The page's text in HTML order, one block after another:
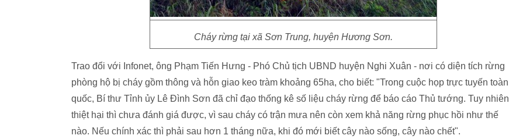
Cháy rừng tại xã Sơn Trung, huyện Hương Sơn.
Trao đổi với Infonet, ông Phạm Tiến Hưng - Phó Chủ tịch UBND huyện Nghi Xuân - nơi có diện tích rừng
phòng hộ bị cháy gồm thông và hỗn giao keo tràm khoảng 65ha, cho biết: "Trong cuộc họp trực tuyến toàn
quốc, Bí thư Tỉnh ủy Lê Đình Sơn đã chỉ đạo thống kê số liệu cháy rừng để báo cáo Thủ tướng. Tuy nhiên
thiệt hại thì chưa đánh giá được, vì sau cháy có trận mưa nên còn xem khả năng rừng phục hồi như thế
nào. Nếu chính xác thì phải sau hơn 1 tháng nữa, khi đó mới biết cây nào sống, cây nào chết".